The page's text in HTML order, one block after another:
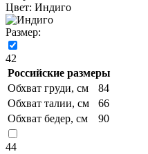
Цвет: Индиго
Размер:
42
Российские размеры
Обхват груди, см
84
Обхват талии, см
66
Обхват бедер, см
90
44